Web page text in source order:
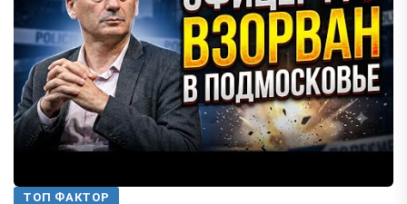
ТОП ФАКТОР